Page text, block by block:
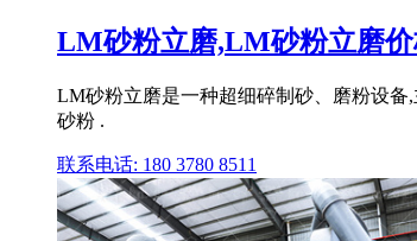
LM砂粉立磨,LM砂粉立磨
LM砂粉立磨是一种超细碎制砂、磨粉设
砂粉 .
联系电话: 180 3780 8511